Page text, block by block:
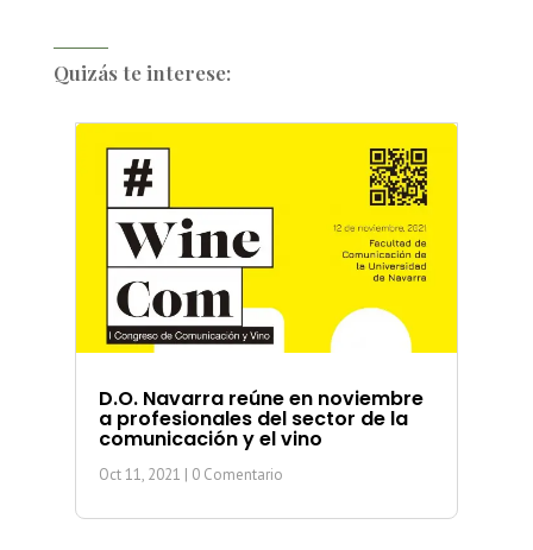
Quizás te interese:
D.O. Navarra reúne en noviembre
a profesionales del sector de la
comunicación y el vino
Oct 11, 2021 | 0 Comentario